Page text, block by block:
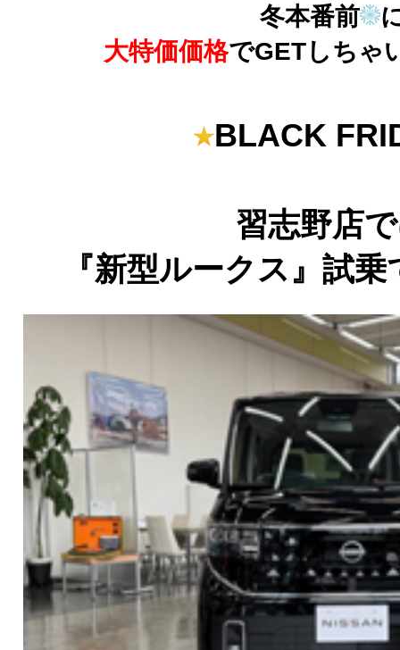
冬本番前
大特価価格でGETしちゃ
BLACK
習志野店
『新型ルークス』試